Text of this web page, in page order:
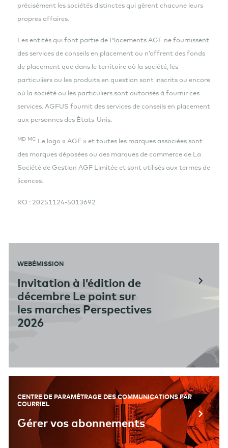
précisément les sociétés distinctes qui gèrent chacune leurs
propres affaires.
Les entités qui font partie de Placements AGF ne fournissent
des services de conseils en placement ou n’offrent des fonds
de placement que dans le territoire où la société, les
particuliers ou les produits en question sont inscrits ou encore
où la société ou les particuliers sont autorisés à fournir ces
services. AGFUS fournit des services de conseils en placement
aux personnes des États-Unis.
MD MC Le logo « AGF » et toutes les marques associées sont
des marques déposées ou des marques de commerce de La
Société de Gestion AGF Limitée et sont utilisés aux termes de
licences.
RO : 20251124-5013692
WEBÉMISSION
Invitation à l’édition de
décembre Le point sur
les marches Perspectives
2026
CENTRE DE PARAMÉTRAGE DES COMMUNICATIONS PAR
COURRIEL
Gérer vos abonnements